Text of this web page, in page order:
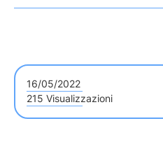
16/05/2022
215 Visualizzazioni